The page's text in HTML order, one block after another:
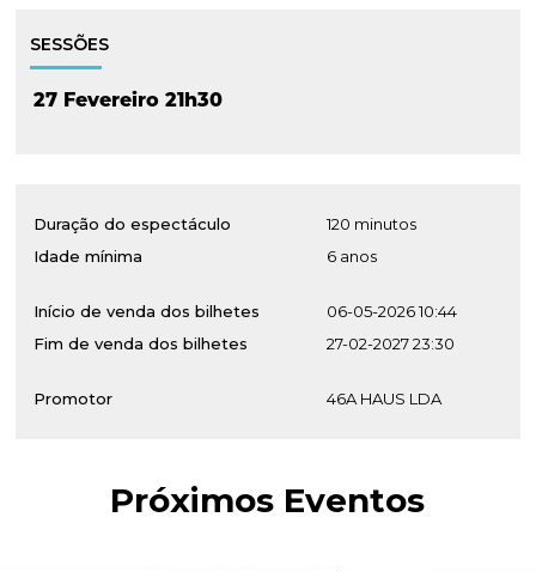
SESSÕES
27 Fevereiro 21h30
Duração do espectáculo
120 minutos
Idade mínima
6 anos
Início de venda dos bilhetes
06-05-2026 10:44
Fim de venda dos bilhetes
27-02-2027 23:30
Promotor 46A HAUS LDA
Próximos Eventos